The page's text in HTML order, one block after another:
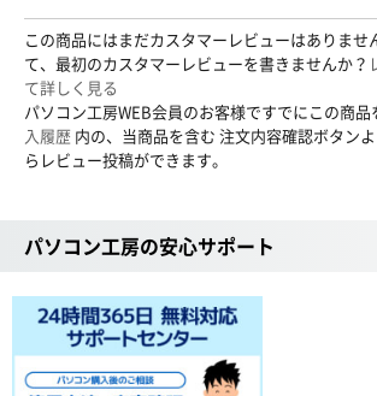
この商品にはまだカスタマーレビューはありませ
て、最初のカスタマーレビューを書きませんか？
て詳しく見る
パソコン工房WEB会員のお客様ですでにこの商
入履歴 内の、当商品を含む 注文内容確認ボタン
らレビュー投稿ができます。
パソコン工房の安心サポート